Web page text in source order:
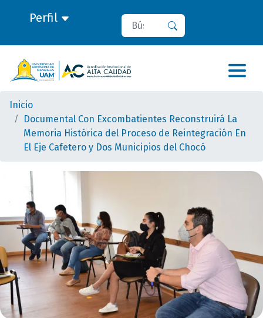
Perfil Buscar
Inicio
Documental Con Excombatientes Reconstruirá La
Memoria Histórica del Proceso de Reintegración En
El Eje Cafetero y Dos Municipios del Chocó